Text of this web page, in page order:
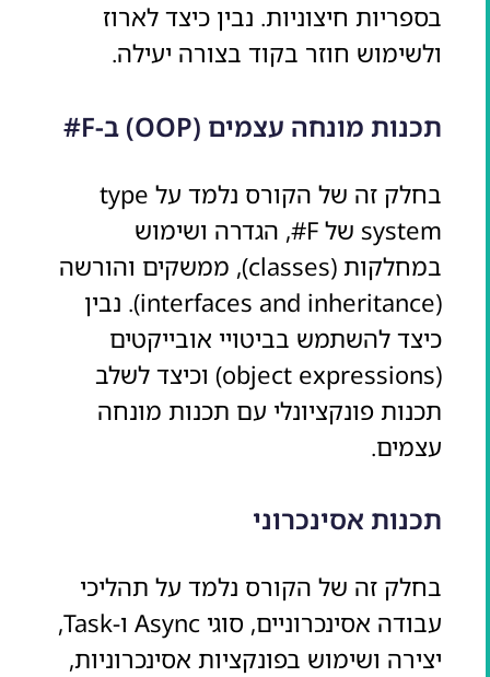
בספריות חיצוניות. נבין כיצד לארוז
ולשימוש חוזר בקוד בצורה יעילה.
תכנות מונחה עצמים (OOP) ב-F#
בחלק זה של הקורס נלמד על type
system של F#, הגדרה ושימוש
במחלקות (classes), ממשקים והורשה
(interfaces and inheritance). נבין
כיצד להשתמש בביטויי אובייקטים
(object expressions) וכיצד לשלב
תכנות פונקציונלי עם תכנות מונחה
עצמים.
תכנות אסינכרוני
בחלק זה של הקורס נלמד על תהליכי
עבודה אסינכרוניים, סוגי Async ו-Task,
יצירה ושימוש בפונקציות אסינכרוניות,